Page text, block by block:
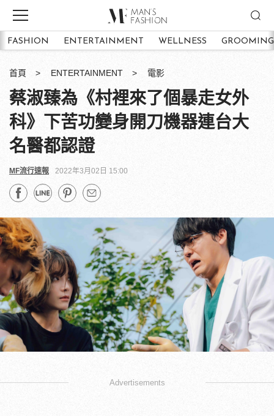
FASHION ENTERTAINMENT WELLNESS GROOMING
首頁 ENTERTAINMENT 電影
蔡淑臻為《村裡來了個暴走女外
科》下苦功變身開刀機器連台大
名醫都認證
MF流行速報 2022年3月02日 15:00
Advertisements